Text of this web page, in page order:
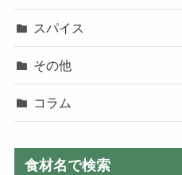
スパイス
その他
コラム
食材名で検索